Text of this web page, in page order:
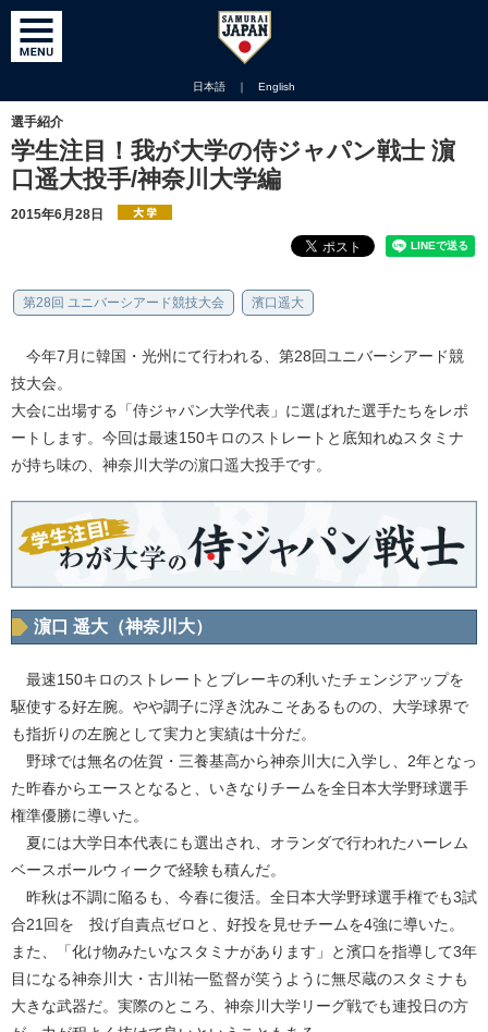
日本語 ｜ English
選手紹介
学生注目！我が大学の侍ジャパン戦士 濵
口遥大投手/神奈川大学編
2015年6月28日
第28回 ユニバーシアード競技大会 濱口遥大
今年7月に韓国・光州にて行われる、第28回ユニバーシアード競
技大会。
大会に出場する「侍ジャパン大学代表」に選ばれた選手たちをレポ
ートします。今回は最速150キロのストレートと底知れぬスタミナ
が持ち味の、神奈川大学の濵口遥大投手です。
濵口 遥大（神奈川大）
最速150キロのストレートとブレーキの利いたチェンジアップを
駆使する好左腕。やや調子に浮き沈みこそあるものの、大学球界で
も指折りの左腕として実力と実績は十分だ。
野球では無名の佐賀・三養基高から神奈川大に入学し、2年となっ
た昨春からエースとなると、いきなりチームを全日本大学野球選手
権準優勝に導いた。
夏には大学日本代表にも選出され、オランダで行われたハーレム
ベースボールウィークで経験も積んだ。
昨秋は不調に陥るも、今春に復活。全日本大学野球選手権でも3試
合21回を 投げ自責点ゼロと、好投を見せチームを4強に導いた。
また、「化け物みたいなスタミナがあります」と濱口を指導して3年
目になる神奈川大・古川祐一監督が笑うように無尽蔵のスタミナも
大きな武器だ。実際のところ、神奈川大学リーグ戦でも連投日の方